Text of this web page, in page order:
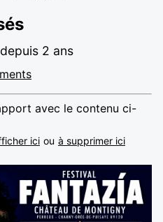
2 ans
avec le contenu ci-
ici ou à supprimer ici